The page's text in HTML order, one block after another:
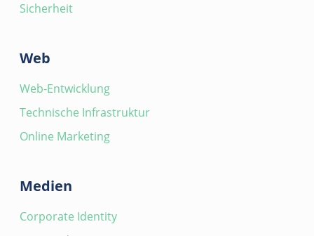
Sicherheit
Web
Web-Entwicklung
Technische Infrastruktur
Online Marketing
Medien
Corporate Identity